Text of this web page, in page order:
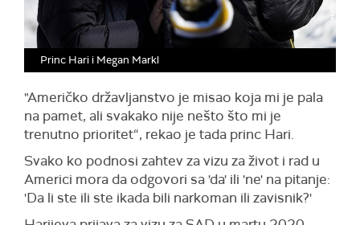
Princ Hari i Megan Markl
"Američko državljanstvo je misao koja mi je pala
na pamet, ali svakako nije nešto što mi je
trenutno prioritet“, rekao je tada princ Hari.
Svako ko podnosi zahtev za vizu za život i rad u
Americi mora da odgovori sa 'da' ili 'ne' na pitanje:
'Da li ste ili ste ikada bili narkoman ili zavisnik?'